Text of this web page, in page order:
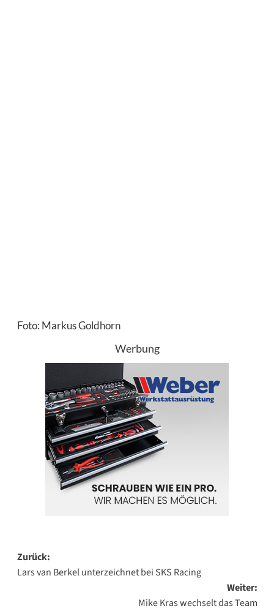
Foto: Markus Goldhorn
Werbung
Beitragsnavigation
Zurück:
Lars van Berkel unterzeichnet bei SKS Racing
Weiter:
Mike Kras wechselt das Team